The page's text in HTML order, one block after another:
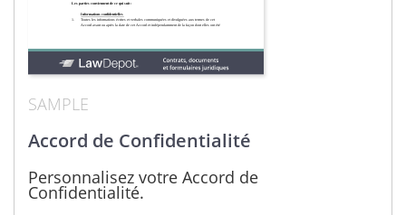
SAMPLE
Accord de Confidentialité
Personnalisez votre Accord de
Confidentialité.